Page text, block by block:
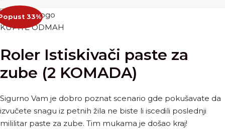
KUPITE ODMAH
Roler Istiskivači paste za
zube (2 KOMADA)
Sigurno Vam je dobro poznat scenario gde pokušavate da
izvučete snagu iz petnih žila ne biste li iscedili poslednji
mililitar paste za zube. Tim mukama je došao kraj!
33%